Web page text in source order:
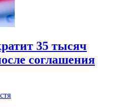
35 тысяч
соглашения